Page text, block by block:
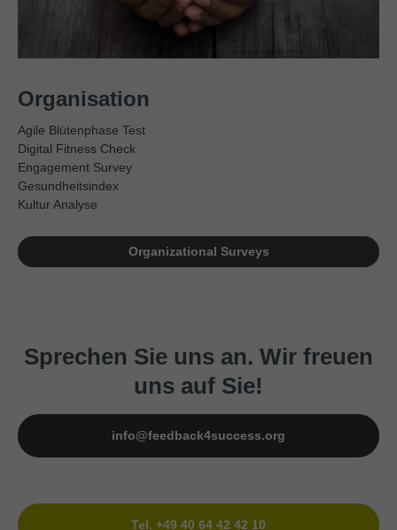
Organisation
Agile Blütenphase Test
Digital Fitness Check
Engagement Survey
Gesundheitsindex
Kultur Analyse
Organizational Surveys
Sprechen Sie uns an. Wir freuen
uns auf Sie!
info@feedback4success.org
Tel. +49 40 64 42 42 10